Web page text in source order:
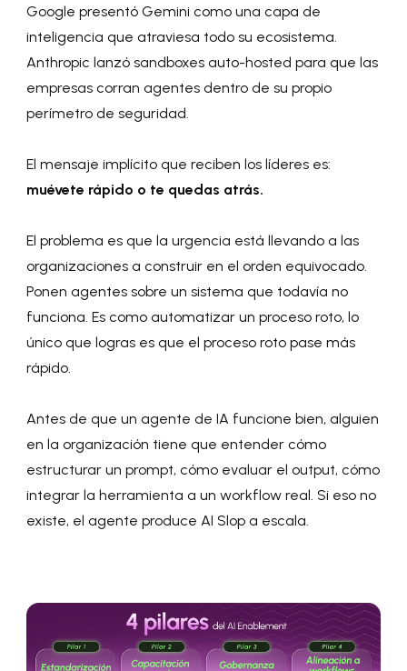
Google presentó Gemini como una capa de
inteligencia que atraviesa todo su ecosistema.
Anthropic lanzó sandboxes auto-hosted para que las
empresas corran agentes dentro de su propio
perímetro de seguridad.
El mensaje implícito que reciben los líderes es:
muévete rápido o te quedas atrás.
El problema es que la urgencia está llevando a las
organizaciones a construir en el orden equivocado.
Ponen agentes sobre un sistema que todavía no
funciona. Es como automatizar un proceso roto, lo
único que logras es que el proceso roto pase más
rápido.
Antes de que un agente de IA funcione bien, alguien
en la organización tiene que entender cómo
estructurar un prompt, cómo evaluar el output, cómo
integrar la herramienta a un workflow real. Si eso no
existe, el agente produce AI Slop a escala.